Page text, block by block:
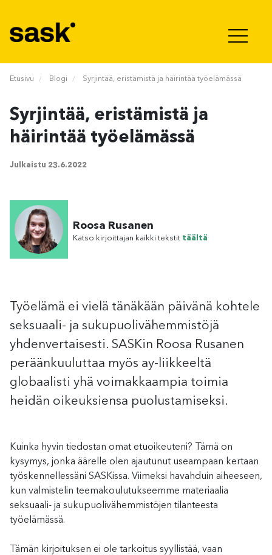
Etusivu Blogi Syrjintää, eristämistä ja häirintää työelämässä
Roosa Rusanen
Katso kirjoittajan kaikki tekstit täältä
Syrjintää, eristämistä ja
häirintää työelämässä
Julkaistu 23.6.2022
Työelämä ei vielä tänäkään päivänä kohtele
seksuaali- ja sukupuolivähemmistöjä
yhdenvertaisesti. SASKin Roosa Rusanen
peräänkuuluttaa myös ay-liikkeeltä
globaalisti yhä voimakkaampia toimia
heidän oikeuksiensa puolustamiseksi.
Kuinka hyvin tiedostan omat etuoikeuteni? Tämä on
kysymys, jonka äärelle olen ajautunut useampaan kertaan
työskennellessäni SASKissa. Viimeksi havahduin aiheeseen,
kun valmistelin teemakoulutukseemme materiaalia
seksuaali- ja sukupuolivähemmistöjen tilanteesta
työelämässä.
Tämän kirjoituksen ei ole tarkoitus syyllistää, vaan